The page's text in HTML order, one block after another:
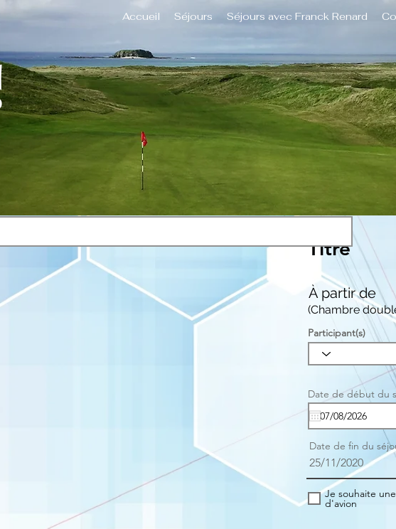
Accueil Séjours Séjours avec Franck Renard
Titre
À partir de
(Chambre
Participant(s)
Date de début du
Date de fin du
25/11/2020
Je souhaite
d'avion